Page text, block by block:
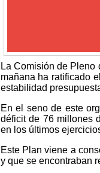
La Comisión de Pleno
mañana ha ratificado
estabilidad
En el seno de este
déficit de 76 millones
en los últimos
Este Plan viene a
y que se encontraban